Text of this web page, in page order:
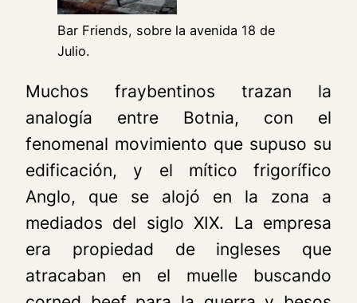
Bar Friends, sobre la avenida 18 de
Julio.
Muchos fraybentinos trazan la
analogía entre Botnia, con el
fenomenal movimiento que supuso su
edificación, y el mítico frigorífico
Anglo, que se alojó en la zona a
mediados del siglo XIX. La empresa
era propiedad de ingleses que
atracaban en el muelle buscando